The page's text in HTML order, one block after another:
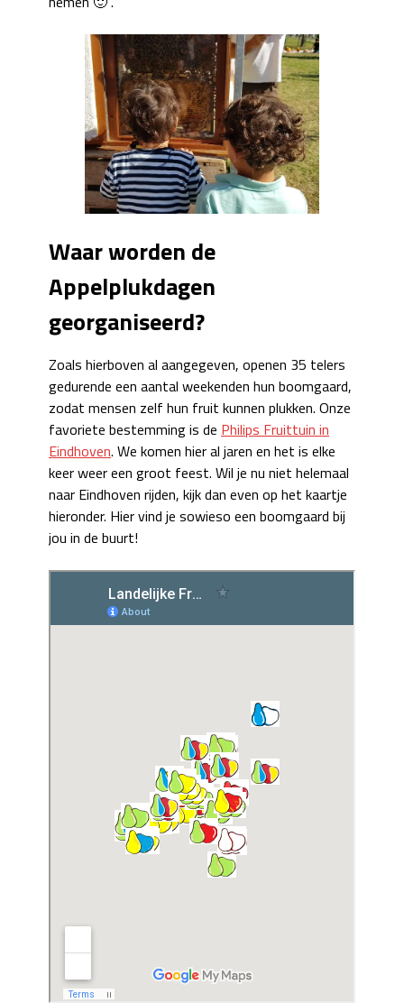
Waar worden de
Appelplukdagen
georganiseerd?
Zoals hierboven al aangegeven, openen 35 telers
gedurende een aantal weekenden hun boomgaard,
zodat mensen zelf hun fruit kunnen plukken. Onze
favoriete bestemming is de Philips Fruittuin in
Eindhoven. We komen hier al jaren en het is elke
keer weer een groot feest. Wil je nu niet helemaal
naar Eindhoven rijden, kijk dan even op het kaartje
hieronder. Hier vind je sowieso een boomgaard bij
jou in de buurt!